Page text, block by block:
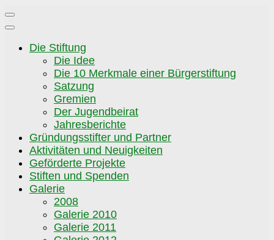
Zum
Inhalt
Die Stiftung
Die Idee
Die 10 Merkmale einer Bürgerstiftung
Satzung
Gremien
Der Jugendbeirat
Jahresberichte
Gründungsstifter und Partner
Aktivitäten und Neuigkeiten
Geförderte Projekte
Stiften und Spenden
Galerie
2008
Galerie 2010
Galerie 2011